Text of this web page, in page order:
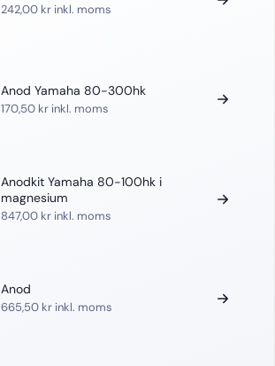
242,00 kr inkl. moms
Anod Yamaha 80-300hk
170,50 kr inkl. moms
Anodkit Yamaha 80-100hk i
magnesium
847,00 kr inkl. moms
Anod
665,50 kr inkl. moms